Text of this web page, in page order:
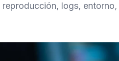
logs,